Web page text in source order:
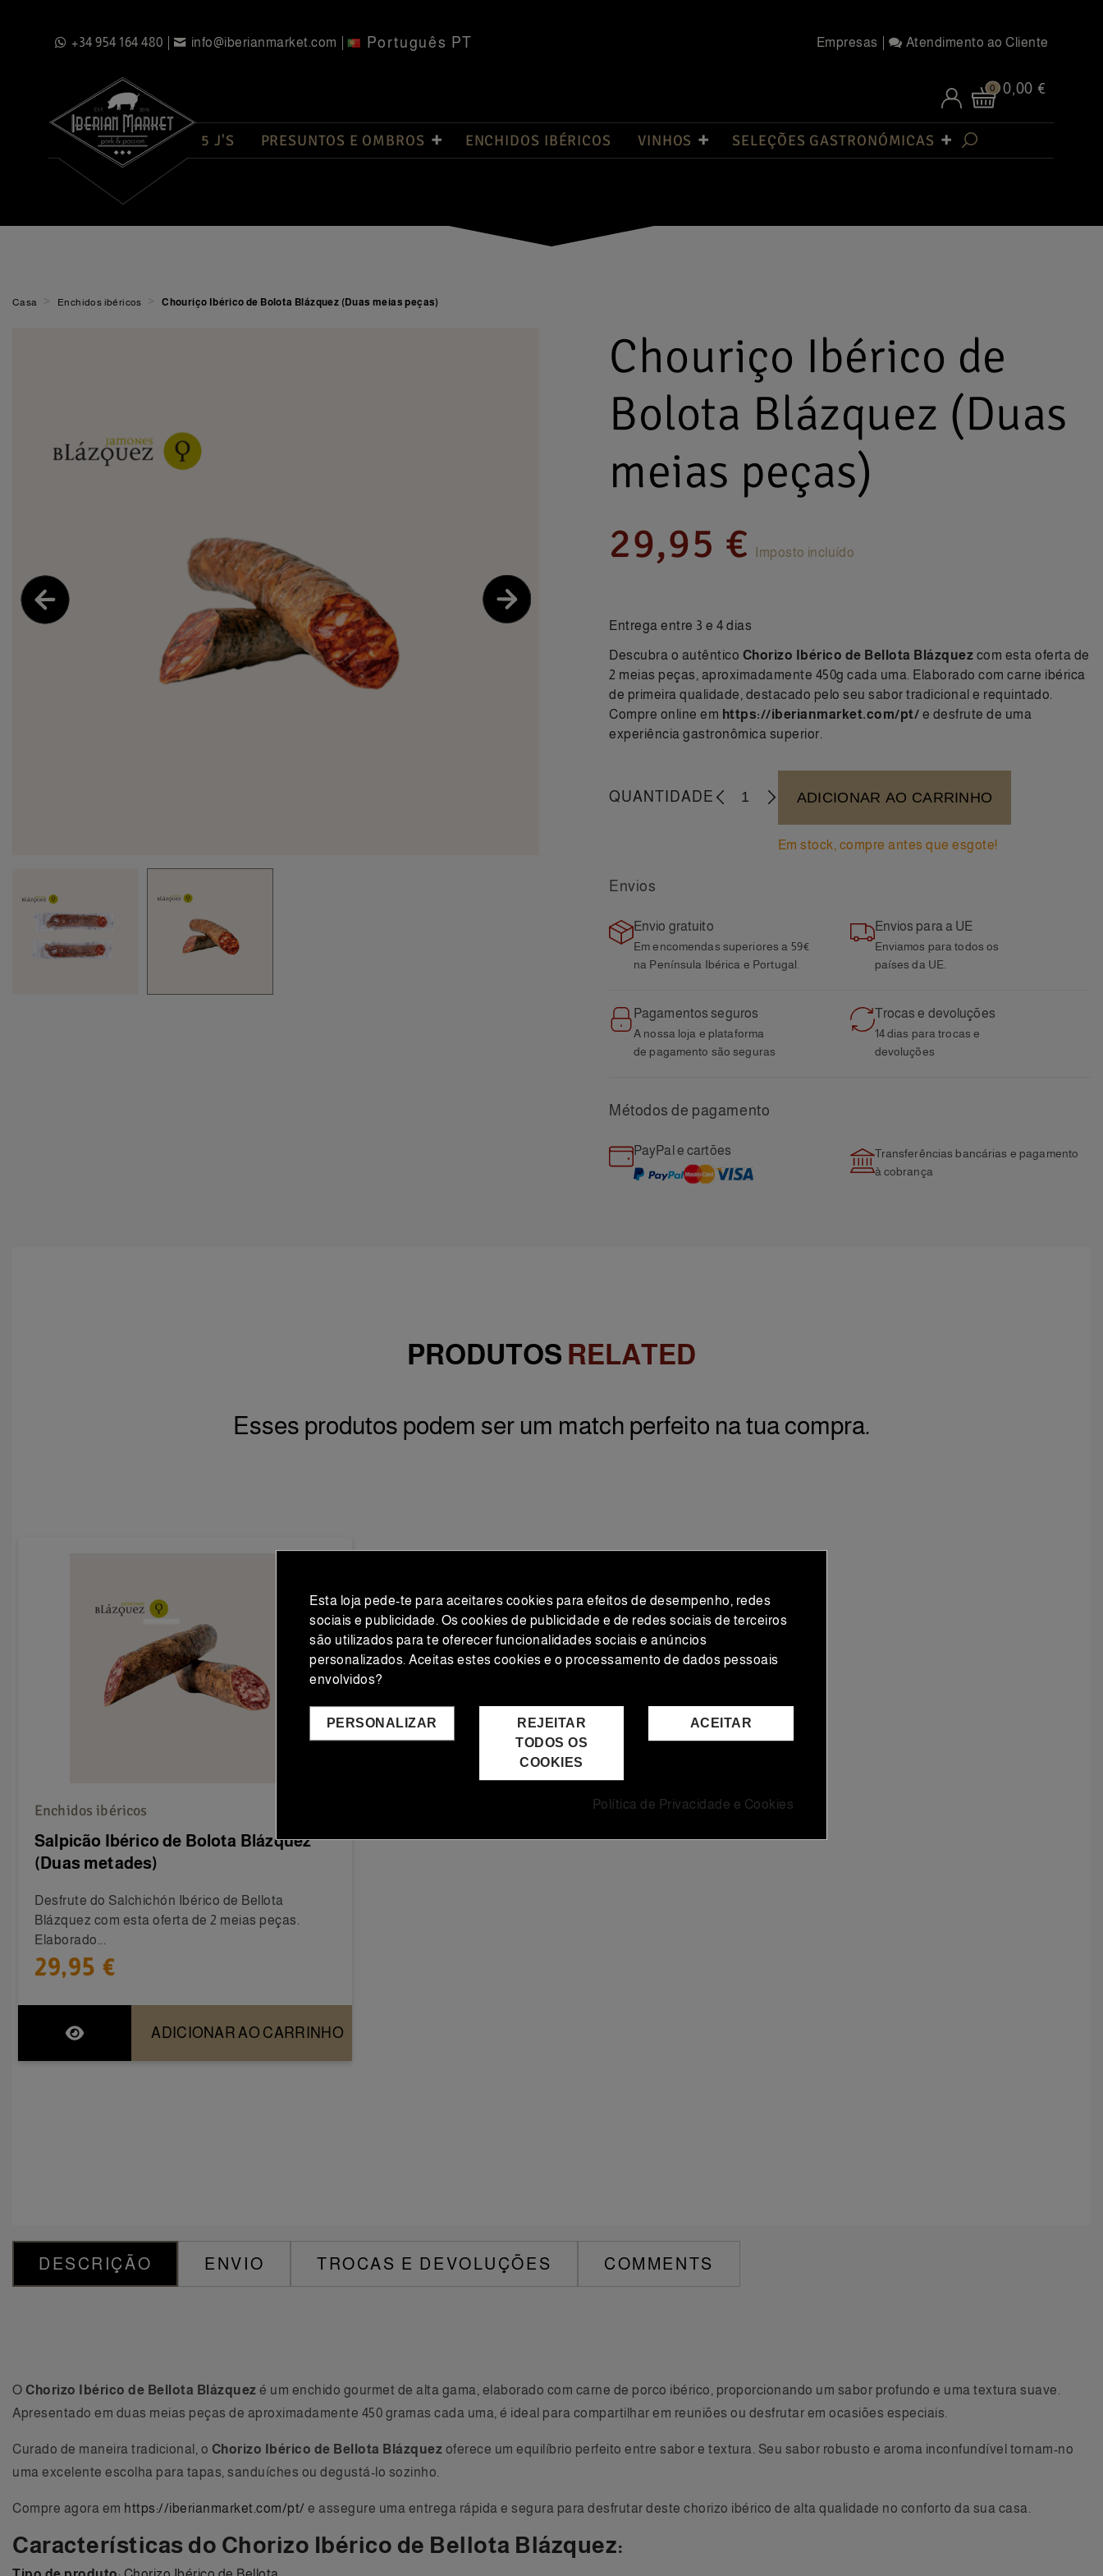
+34 954 164 480 info@iberianmarket.com Português PT Empresas Atendimento ao Cliente
0 0,00 €
5 J'S PRESUNTOS E OMBROS ENCHIDOS IBÉRICOS VINHOS SELEÇÕES GASTRONÓMICAS
Casa > Enchidos ibéricos > Chouriço Ibérico de Bolota Blázquez (Duas meias peças)
Chouriço Ibérico de
Bolota Blázquez (Duas
meias peças)
29,95 € Imposto incluído
Entrega entre 3 e 4 dias
Descubra o autêntico Chorizo Ibérico de Bellota Blázquez com esta oferta de
2 meias peças, aproximadamente 450g cada uma. Elaborado com carne ibérica
de primeira qualidade, destacado pelo seu sabor tradicional e requintado.
Compre online em https://iberianmarket.com/pt/ e desfrute de uma
experiência gastronômica superior.
QUANTIDADE - + ADICIONAR AO CARRINHO
Em stock, compre antes que esgote!
Envios
Envio gratuito
Em encomendas superiores a 59€
na Península Ibérica e Portugal.
Envios para a UE
Enviamos para todos os
países da UE.
Pagamentos seguros
A nossa loja e plataforma
de pagamento são seguras
Trocas e devoluções
14 dias para trocas e
devoluções
Métodos de pagamento
PayPal e cartões
Transferências bancárias e pagamento
à cobrança
PRODUTOS RELATED
Esses produtos podem ser um match perfeito na tua compra.
Enchidos ibéricos
Salpicão Ibérico de Bolota Blázquez
(Duas metades)
Desfrute do Salchichón Ibérico de Bellota
Blázquez com esta oferta de 2 meias peças.
Elaborado...
29,95 €
ADICIONAR AO CARRINHO
DESCRIÇÃO ENVIO TROCAS E DEVOLUÇÕES COMMENTS
O Chorizo Ibérico de Bellota Blázquez é um enchido gourmet de alta gama, elaborado com carne de porco ibérico, proporcionando um sabor profundo e uma textura suave.
Apresentado em duas meias peças de aproximadamente 450 gramas cada uma, é ideal para compartilhar em reuniões ou desfrutar em ocasiões especiais.
Curado de maneira tradicional, o Chorizo Ibérico de Bellota Blázquez oferece um equilíbrio perfeito entre sabor e textura. Seu sabor robusto e aroma inconfundível tornam-no
uma excelente escolha para tapas, sanduíches ou degustá-lo sozinho.
Compre agora em https://iberianmarket.com/pt/ e assegure uma entrega rápida e segura para desfrutar deste chorizo ibérico de alta qualidade no conforto da sua casa.
Características do Chorizo Ibérico de Bellota Blázquez:
Esta loja pede-te para aceitares cookies para efeitos de desempenho, redes
sociais e publicidade. Os cookies de publicidade e de redes sociais de terceiros
são utilizados para te oferecer funcionalidades sociais e anúncios
personalizados. Aceitas estes cookies e o processamento de dados pessoais
envolvidos?
ACEITAR
REJEITAR
TODOS OS
COOKIES
PERSONALIZAR
Política de Privacidade e Cookies